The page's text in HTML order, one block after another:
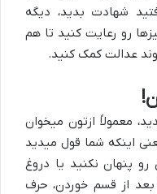
شهادت بدید، دیگه
رو رعایت کنید تا هم
عدالت کمک کنید.
معمولاً ازتون میخوان
اینکه شما قول میدید
پنهان نکنید یا دروغ
از قسم خوردن، حرف